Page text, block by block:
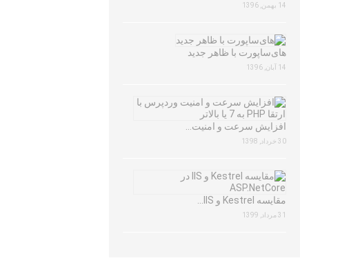
14 بهمن, 1396
های‌ساپورت با ظاهر جدید
14 آبان, 1396
افزایش سرعت و امنیت…
30 خرداد, 1398
مقایسه Kestrel و IIS…
31 مرداد, 1399